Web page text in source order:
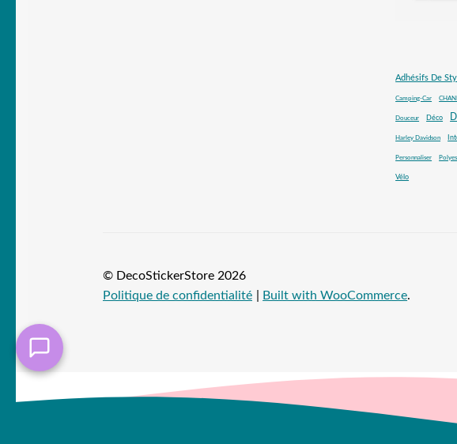
Adhésifs De
Camping-Car
Douceur Déco
Harley Davidson
Personnaliser
Vélo
© DecoStickerStore 2026
Politique de confidentialité
Built with WooCommerce.